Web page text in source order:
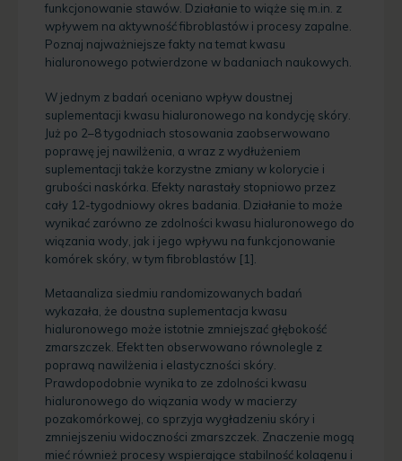
funkcjonowanie stawów. Działanie to wiąże się m.in. z
wpływem na aktywność fibroblastów i procesy zapalne.
Poznaj najważniejsze fakty na temat kwasu
hialuronowego potwierdzone w badaniach naukowych.
W jednym z badań oceniano wpływ doustnej
suplementacji kwasu hialuronowego na kondycję skóry.
Już po 2–8 tygodniach stosowania zaobserwowano
poprawę jej nawilżenia, a wraz z wydłużeniem
suplementacji także korzystne zmiany w kolorycie i
grubości naskórka. Efekty narastały stopniowo przez
cały 12-tygodniowy okres badania. Działanie to może
wynikać zarówno ze zdolności kwasu hialuronowego do
wiązania wody, jak i jego wpływu na funkcjonowanie
komórek skóry, w tym fibroblastów [1].
Metaanaliza siedmiu randomizowanych badań
wykazała, że doustna suplementacja kwasu
hialuronowego może istotnie zmniejszać głębokość
zmarszczek. Efekt ten obserwowano równolegle z
poprawą nawilżenia i elastyczności skóry.
Prawdopodobnie wynika to ze zdolności kwasu
hialuronowego do wiązania wody w macierzy
pozakomórkowej, co sprzyja wygładzeniu skóry i
zmniejszeniu widoczności zmarszczek. Znaczenie mogą
mieć również procesy wspierające stabilność kolagenu i